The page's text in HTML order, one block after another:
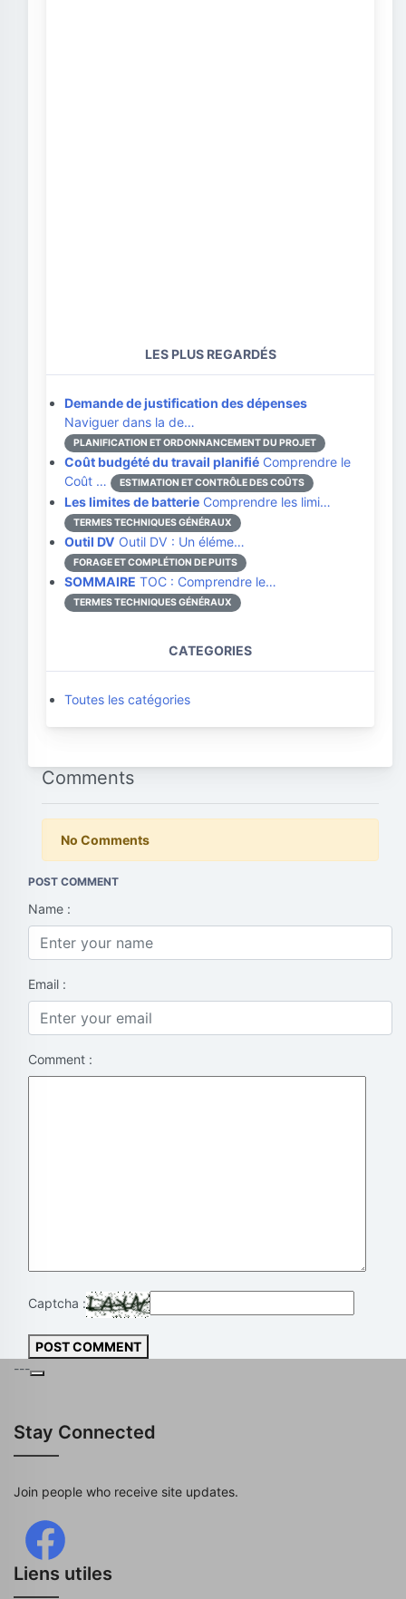
LES PLUS REGARDÉS
Demande de justification des dépenses
Naviguer dans la de…
PLANIFICATION ET ORDONNANCEMENT DU PROJET
Coût budgété du travail planifié Comprendre le
Coût …
ESTIMATION ET CONTRÔLE DES COÛTS
Les limites de batterie Comprendre les limi…
TERMES TECHNIQUES GÉNÉRAUX
Outil DV Outil DV : Un éléme…
FORAGE ET COMPLÉTION DE PUITS
SOMMAIRE TOC : Comprendre le…
TERMES TECHNIQUES GÉNÉRAUX
CATEGORIES
Toutes les catégories
Comments
No Comments
POST COMMENT
Name :
Email :
Comment :
Captcha :
POST COMMENT
---
Stay Connected
Join people who receive site updates.
Liens utiles